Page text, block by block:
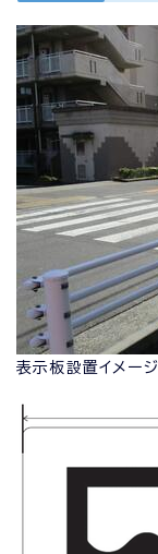
表示板設置イメージ